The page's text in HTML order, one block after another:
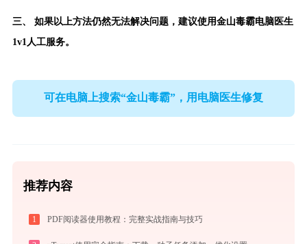
三、 如果以上方法仍然无法解决问题，建议使用金山毒霸电脑医生
1v1人工服务。
可在电脑上搜索“金山毒霸”，用电脑医生修复
推荐内容
1 PDF阅读器使用教程：完整实战指南与技巧